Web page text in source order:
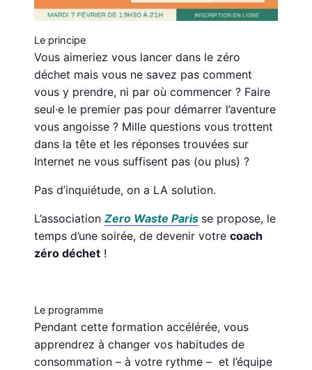
Le principe
Vous aimeriez vous lancer dans le zéro
déchet mais vous ne savez pas comment
vous y prendre, ni par où commencer ? Faire
seul·e le premier pas pour démarrer l’aventure
vous angoisse ? Mille questions vous trottent
dans la tête et les réponses trouvées sur
Internet ne vous suffisent pas (ou plus) ?
Pas d’inquiétude, on a LA solution.
L’associationZero Waste Paris se propose, le
temps d’une soirée, de devenir votrecoach
zéro déchet !
Le programme
Pendant cette formation accélérée, vous
apprendrez à changer vos habitudes de
consommation – à votre rythme – et l’équipe